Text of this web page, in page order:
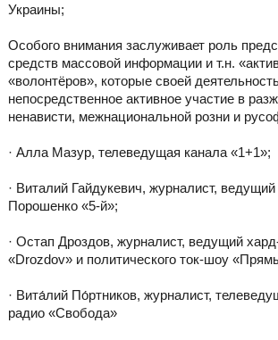
Украины;
Особого внимания заслуживает роль
средств массовой информации и т.н.
«волонтёров», которые своей
непосредственное активное участие в
ненависти, межнациональной розни и
· Алла Мазур, телеведущая канала «1+1»;
· Виталий Гайдукевич, журналист,
Порошенко «5-й»;
· Остап Дроздов, журналист, ведущий
«Drozdov» и политического ток-шоу
· Вита́лий По́ртников, журналист,
радио «Свобода»